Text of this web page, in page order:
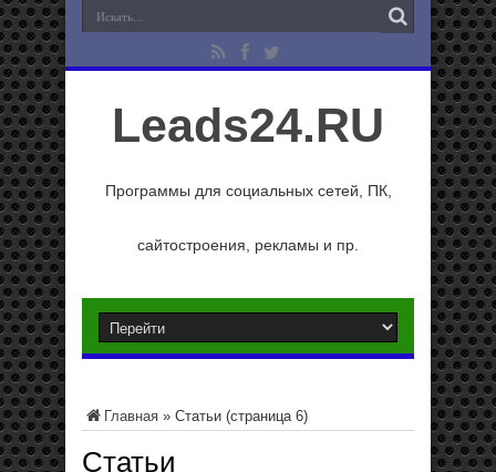
Leads24.RU
Программы для социальных сетей, ПК,
сайтостроения, рекламы и пр.
Главная » Статьи (страница 6)
Статьи